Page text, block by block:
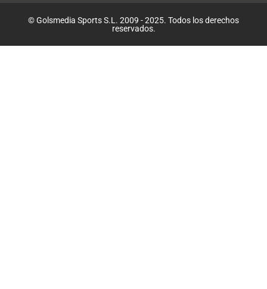
© Golsmedia Sports S.L. 2009 - 2025. Todos los derechos
reservados.